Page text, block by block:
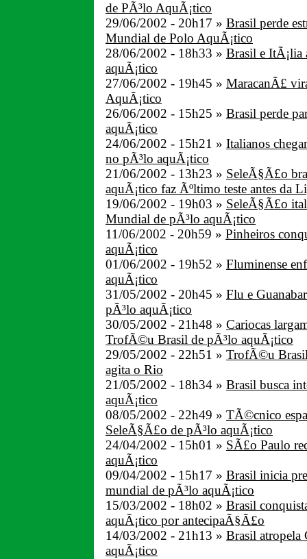
de PÃ³lo AquÃ¡tico
29/06/2002 - 20h17 » Brasil perde
Mundial de Polo AquÃ¡tico
28/06/2002 - 18h33 » Brasil e ItÃ¡lia
aquÃ¡tico
27/06/2002 - 19h45 » MaracanÃ£
AquÃ¡tico
26/06/2002 - 15h25 » Brasil perde
aquÃ¡tico
24/06/2002 - 15h21 » Italianos
no pÃ³lo aquÃ¡tico
21/06/2002 - 13h23 » SeleÃ§Ã£o
aquÃ¡tico faz Ãºltimo teste antes da
19/06/2002 - 19h03 » SeleÃ§Ã£o
Mundial de pÃ³lo aquÃ¡tico
11/06/2002 - 20h59 » Pinheiros
aquÃ¡tico
01/06/2002 - 19h52 » Fluminense
aquÃ¡tico
31/05/2002 - 20h45 » Flu e
pÃ³lo aquÃ¡tico
30/05/2002 - 21h48 » Cariocas
TrofÃ©u Brasil de pÃ³lo aquÃ¡tico
29/05/2002 - 22h51 » TrofÃ©u
agita o Rio
21/05/2002 - 18h34 » Brasil busca
aquÃ¡tico
08/05/2002 - 22h49 » TÃ©cnico
SeleÃ§Ã£o de pÃ³lo aquÃ¡tico
24/04/2002 - 15h01 » SÃ£o Paulo
aquÃ¡tico
09/04/2002 - 15h17 » Brasil inicia
mundial de pÃ³lo aquÃ¡tico
15/03/2002 - 18h02 » Brasil
aquÃ¡tico por antecipaÃ§Ã£o
14/03/2002 - 21h13 » Brasil atropela
aquÃ¡tico